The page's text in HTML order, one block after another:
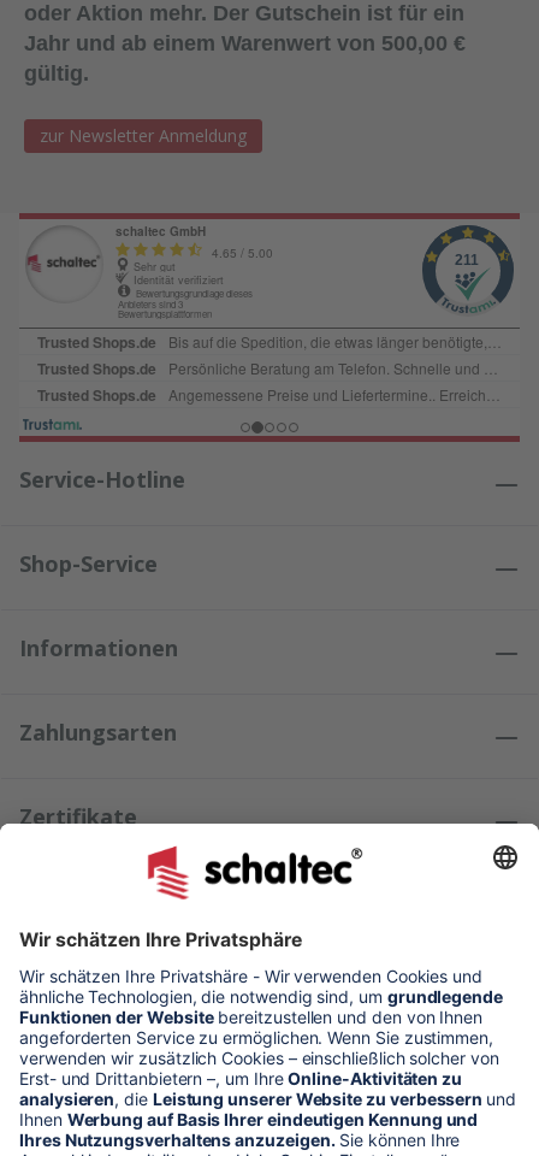
oder Aktion mehr. Der Gutschein ist für ein
Jahr und ab einem Warenwert von 500,00 €
gültig.
zur Newsletter Anmeldung
Service-Hotline
Shop-Service
Informationen
Zahlungsarten
Zertifikate
Kundenmeinungen